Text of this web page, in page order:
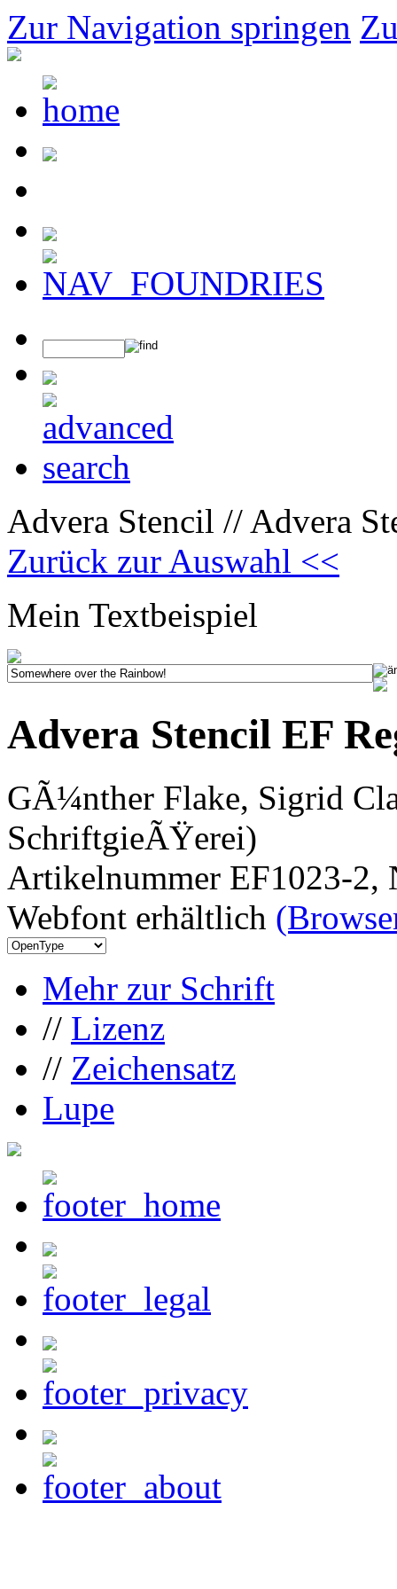
Zur Navigation springen
Advera Stencil // Advera
Zurück zur Auswahl <<
Mein Textbeispiel
Advera Stencil EF
GÃ¼nther Flake, Sigrid
SchriftgieÃŸerei)
Artikelnummer EF1023-2,
Webfont erhältlich
Mehr zur Schrift
// Lizenz
// Zeichensatz
Lupe